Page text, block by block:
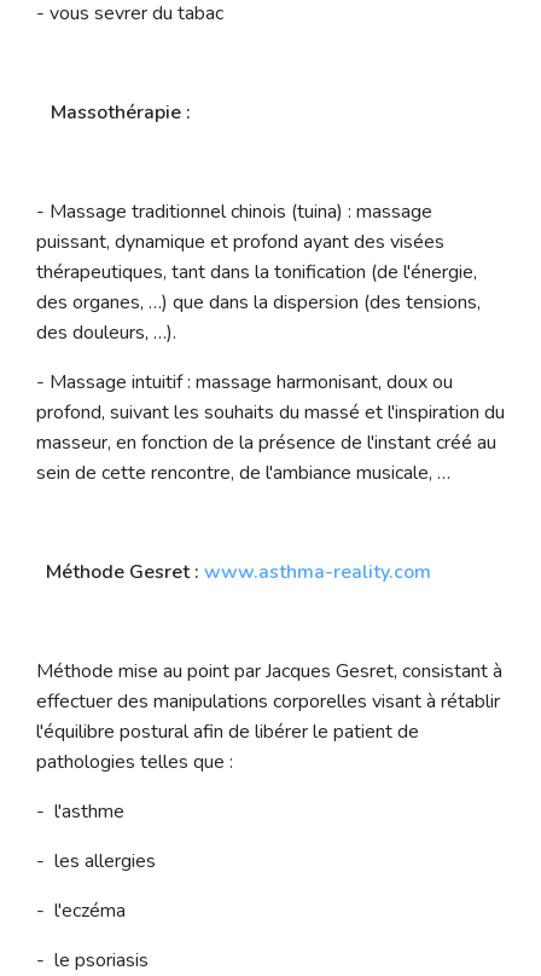
- vous sevrer du tabac
Massothérapie :
- Massage traditionnel chinois (tuina) : massage
puissant, dynamique et profond ayant des visées
thérapeutiques, tant dans la tonification (de l'énergie,
des organes, …) que dans la dispersion (des tensions,
des douleurs, …).
- Massage intuitif : massage harmonisant, doux ou
profond, suivant les souhaits du massé et l'inspiration du
masseur, en fonction de la présence de l'instant créé au
sein de cette rencontre, de l'ambiance musicale, …
Méthode Gesret : www.asthma-reality.com
Méthode mise au point par Jacques Gesret, consistant à
effectuer des manipulations corporelles visant à rétablir
l'équilibre postural afin de libérer le patient de
pathologies telles que :
- l'asthme
- les allergies
- l'eczéma
- le psoriasis